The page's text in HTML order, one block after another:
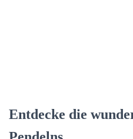
Entdecke die